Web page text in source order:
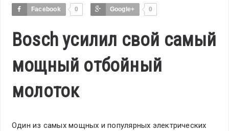
Facebook 0 Google+ 0
Bosch усилил свой самый
мощный отбойный
молоток
Один из самых мощных и популярных электрических